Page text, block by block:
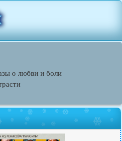
о любви и боли